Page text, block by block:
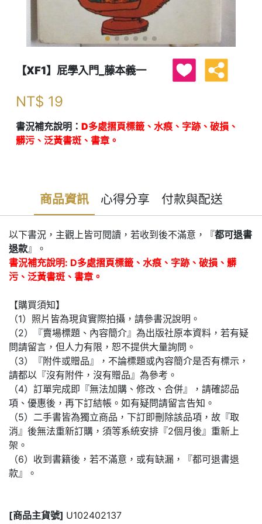
【XF1】屁學入門_藤本義一
NT$ 19
書況補充說明： D多處摺頁標籤、水痕、字跡、破損、
髒污、泛黃書斑、書章。
商品資訊 心得分享 付款與配送
以下書況，主觀上皆可閱讀，若收到後不滿意，『都可退書
退款』。
書況補充說明: D多處摺頁標籤、水痕、字跡、破損、髒
污、泛黃書斑、書章。
【購買須知】
（1）照片皆為現貨實際拍攝，請參書況說明。
（2）『賣場標題、內容簡介』為出版社原本資料，若有疑
問請留言，但人力有限，恕不提供大量詢問。
（3）『附件或贈品』，不論標題或內容簡介是否有標示，
請都以『沒有附件，沒有贈品』為參考。
（4）訂單完成即『無法加購、修改、合併』，請確認品
項、優惠後，再下訂結帳。如有疑問請留言告知。
（5）二手書皆為獨立商品，下訂即刪除該品項，故『取
消』後無法重新訂購，須等系統安排『2個月後』重新上
架。
（6）收到書籍後，若不滿意，或有缺漏，『都可退書退
款』。
[商品主貨號] U102402137